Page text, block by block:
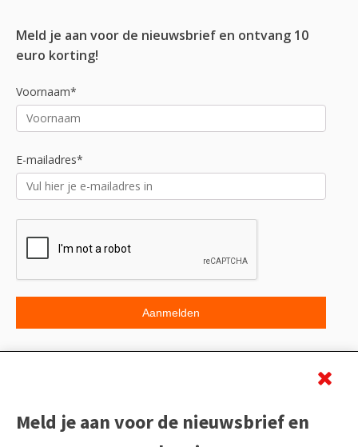
Meld je aan voor de nieuwsbrief en ontvang 10
euro korting!
Voornaam*
E-mailadres*
Meld je aan voor de nieuwsbrief en